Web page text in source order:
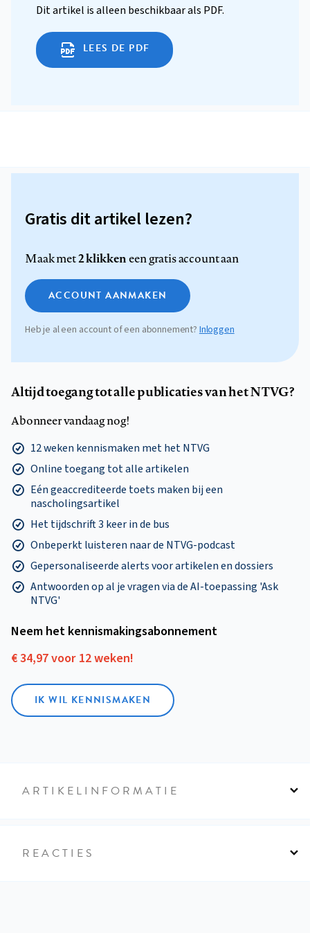
Dit artikel is alleen beschikbaar als PDF.
LEES DE PDF
Gratis dit artikel lezen?
Maak met2 klikkeneen gratis account aan
ACCOUNT AANMAKEN
Heb je al een account of een abonnement? Inloggen
Altijd toegang tot alle publicaties van het NTVG?
Abonneer vandaag nog!
12 weken kennismaken met het NTVG
Online toegang tot alle artikelen
Eén geaccrediteerde toets maken bij een
nascholingsartikel
Het tijdschrift 3 keer in de bus
Onbeperkt luisteren naar de NTVG-podcast
Gepersonaliseerde alerts voor artikelen en dossiers
Antwoorden op al je vragen via de AI-toepassing 'Ask
NTVG'
Neem het kennismakings­abonnement
€ 34,97 voor 12 weken!
IK WIL KENNISMAKEN
ARTIKELINFORMATIE
REACTIES